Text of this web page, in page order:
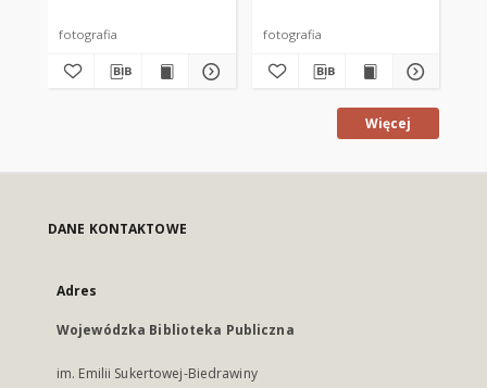
fotografia fotografia
Więcej
DANE KONTAKTOWE
Adres
Wojewódzka Biblioteka Publiczna
im. Emilii Sukertowej-Biedrawiny